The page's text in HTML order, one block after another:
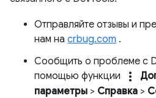
Отправляйте отзывы и
нам на crbug.com .
Сообщить о проблеме с
помощью функции
more_vert
параметры > Справка >